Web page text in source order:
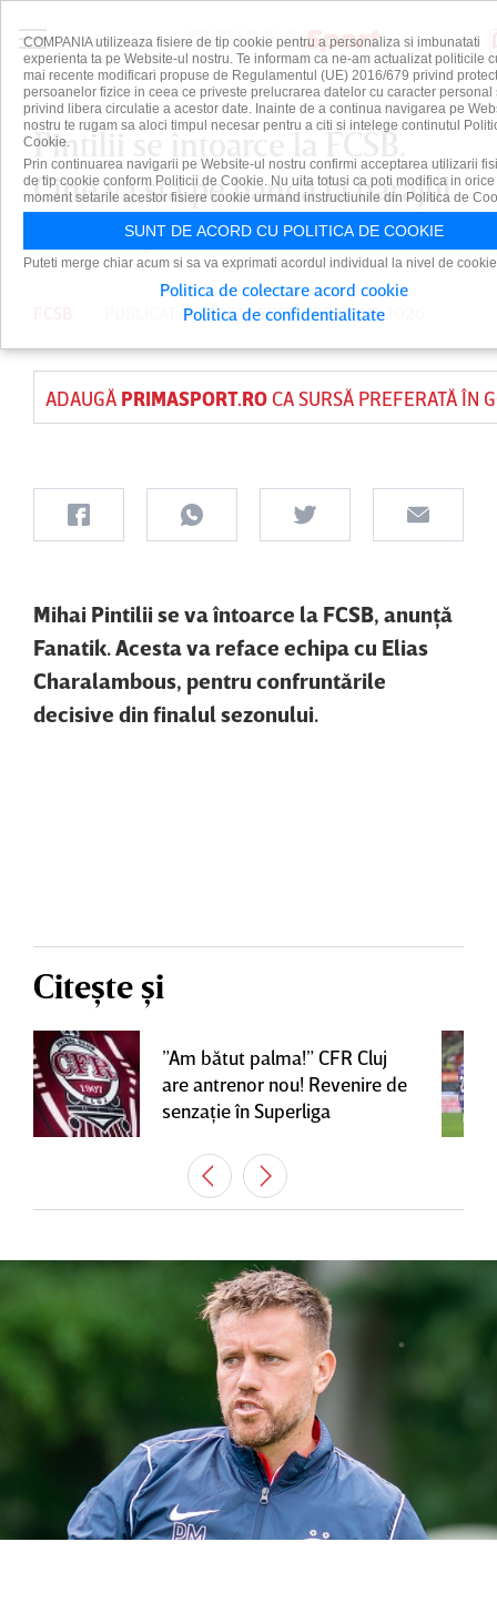
Pintilii se întoarce la FCSB.
Cine va sta pe bancă la barajul
cu Botoşani
PUBLICAT DEPRIMA SPORTPE 11 MAI 2026
ADAUGĂ PRIMASPORT.ROCA SURSĂ PREFERATĂ ÎN
Mihai Pintilii se va întoarce la FCSB, anunţă
Fanatik. Acesta va reface echipa cu Elias
Charalambous, pentru confruntările
decisive din finalul sezonului.
Citește și
”Am bătut palma!” CFR Cluj
are antrenor nou! Revenire de
senzaţie în Superliga
COMPANIA utilizeaza fisiere de tip cookie pentru a personaliza si imbunatati
experienta ta pe Website-ul nostru. Te informam ca ne-am actualizat politicile
mai recente modificari propuse de Regulamentul (UE) 2016/679 privind
persoanelor fizice in ceea ce priveste prelucrarea datelor cu caracter personal
privind libera circulatie a acestor date. Inainte de a continua navigarea pe
nostru te rugam sa aloci timpul necesar pentru a citi si intelege continutul
Cookie.
Prin continuarea navigarii pe Website-ul nostru confirmi acceptarea utilizarii
de tip cookie conform Politicii de Cookie. Nu uita totusi ca poti modifica in orice
moment setarile acestor fisiere cookie urmand instructiunile din Politica de
SUNT DE ACORD CU POLITICA DE COOKIE
Puteti merge chiar acum si sa va exprimati acordul individual la nivel de
Politica de colectare acord cookie
Politica de confidentialitate